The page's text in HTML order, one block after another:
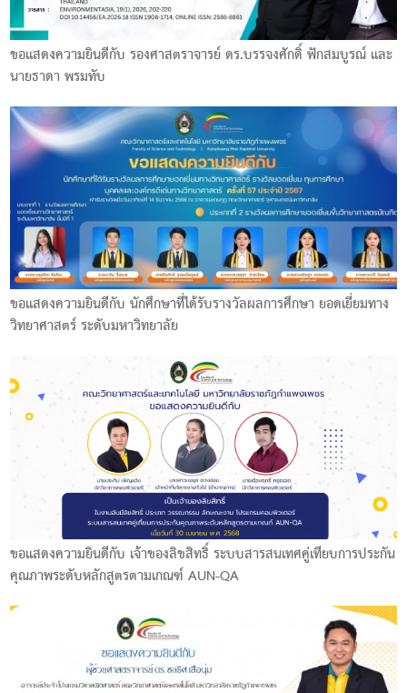
ขอแสดงความยินดีกับ รองศาสตราจารย์ ดร.บรรจงศักดิ์ ฟักสมบูรณ์ และ
นายธาดา พรมทับ
ขอแสดงความยินดีกับ นักศึกษาที่ได้รับรางวัลผลการศึกษา ยอดเยี่ยมทาง
วิทยาศาสตร์ ระดับมหาวิทยาลัย
ขอแสดงความยินดีกับ เจ้าของลิขสิทธิ์ ระบบสารสนเทศคู่เทียบการประกัน
คุณภาพระดับหลักสูตรตามเกณฑ์ AUN-QA